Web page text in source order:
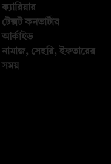
ক্যারিয়ার
টেক্সট কনভার্টার
আর্কাইভ
নামাজ, সেহরি, ইফতারের
সময়